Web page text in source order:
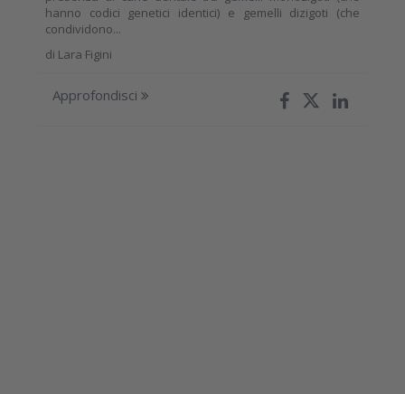
hanno codici genetici identici) e gemelli dizigoti (che
condividono...
di Lara Figini
Approfondisci